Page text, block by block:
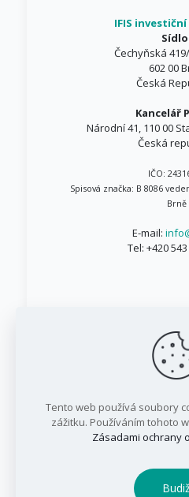
IFIS
Čechyňská
602 00
Česká
Kancelář
Národní 41, 110 00
Česká
IČO:
Spisová značka: B 8086
Brně
E-mail:
Tel: +420
/ IFIS
Tento web používá soubory
zážitku. Používáním tohoto
Zásadami ochrany
Budiž